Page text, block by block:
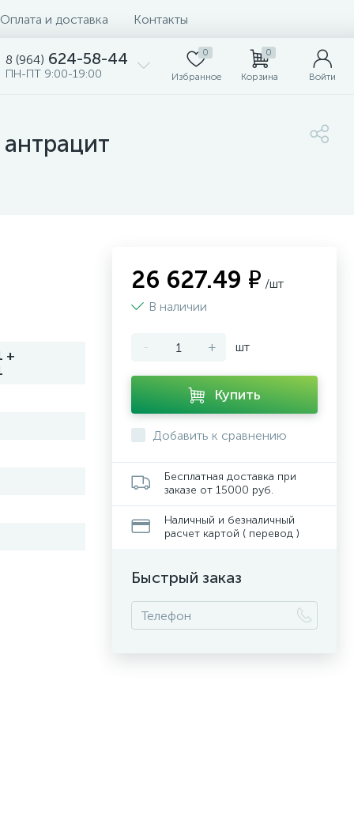
Оплата и доставка Контакты
8 (964) 624-58-44
ПН-ПТ 9:00-19:00
0
Избранное
0
Корзина Войти
+
26 627.49 ₽ /шт
В наличии
- + шт
Купить
Добавить к сравнению
Бесплатная доставка при
заказе от 15000 руб.
Наличный и безналичный
расчет картой ( перевод )
Быстрый заказ